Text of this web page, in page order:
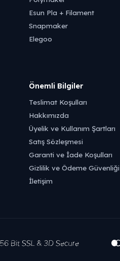
Esun Pla + Filament
Snapmaker
Elegoo
Önemli Bilgiler
Teslimat Koşulları
Hakkımızda
Üyelik ve Kullanım Şartları
Satış Sözleşmesi
Garanti ve İade Koşulları
Gizlilik ve Ödeme Güvenliği
İletişim